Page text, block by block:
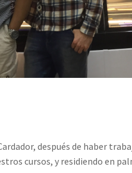
después de haber
cursos, y residiendo en